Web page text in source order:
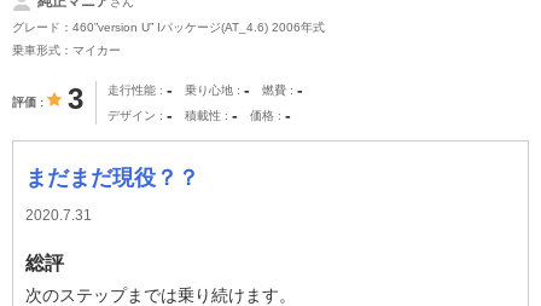
グレード：460”version U” Iパッケージ(AT_4.6) 2006年式
乗車形式：マイカー
評価 3 走行性能 - 乗り心地 - 燃費 -
デザイン - 積載性 - 価格 -
まだまだ現役？？
2020.7.31
総評
次のステップまでは乗り続けます。